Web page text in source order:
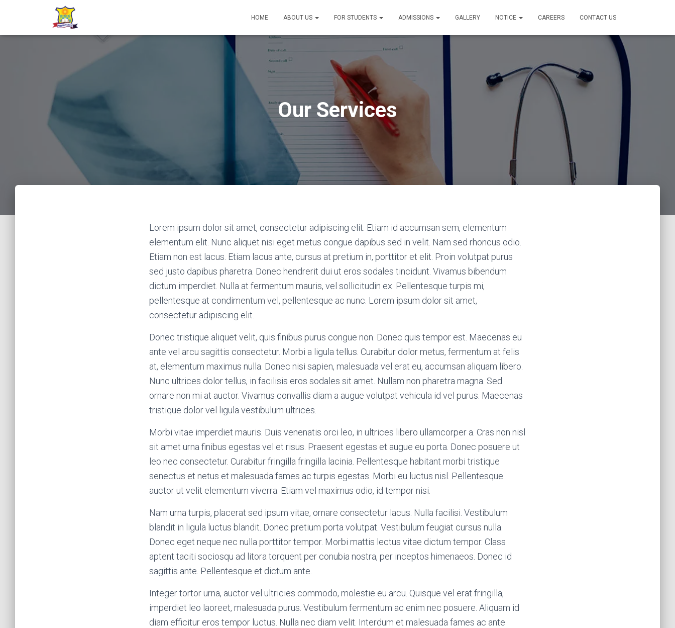
HOME ABOUT US FOR STUDENTS ADMISSIONS GALLERY NOTICE CAREERS CONTACT US
Our Services
Lorem ipsum dolor sit amet, consectetur adipiscing elit. Etiam id accumsan sem, elementum
elementum elit. Nunc aliquet nisi eget metus congue dapibus sed in velit. Nam sed rhoncus odio.
Etiam non est lacus. Etiam lacus ante, cursus at pretium in, porttitor et elit. Proin volutpat purus
sed justo dapibus pharetra. Donec hendrerit dui ut eros sodales tincidunt. Vivamus bibendum
dictum imperdiet. Nulla at fermentum mauris, vel sollicitudin ex. Pellentesque turpis mi,
pellentesque at condimentum vel, pellentesque ac nunc. Lorem ipsum dolor sit amet,
consectetur adipiscing elit.
Donec tristique aliquet velit, quis finibus purus congue non. Donec quis tempor est. Maecenas eu
ante vel arcu sagittis consectetur. Morbi a ligula tellus. Curabitur dolor metus, fermentum at felis
at, elementum maximus nulla. Donec nisi sapien, malesuada vel erat eu, accumsan aliquam libero.
Nunc ultrices dolor tellus, in facilisis eros sodales sit amet. Nullam non pharetra magna. Sed
ornare non mi at auctor. Vivamus convallis diam a augue volutpat vehicula id vel purus. Maecenas
tristique dolor vel ligula vestibulum ultrices.
Morbi vitae imperdiet mauris. Duis venenatis orci leo, in ultrices libero ullamcorper a. Cras non nisl
sit amet urna finibus egestas vel et risus. Praesent egestas et augue eu porta. Donec posuere ut
leo nec consectetur. Curabitur fringilla fringilla lacinia. Pellentesque habitant morbi tristique
senectus et netus et malesuada fames ac turpis egestas. Morbi eu luctus nisl. Pellentesque
auctor ut velit elementum viverra. Etiam vel maximus odio, id tempor nisi.
Nam urna turpis, placerat sed ipsum vitae, ornare consectetur lacus. Nulla facilisi. Vestibulum
blandit in ligula luctus blandit. Donec pretium porta volutpat. Vestibulum feugiat cursus nulla.
Donec eget neque nec nulla porttitor tempor. Morbi mattis lectus vitae dictum tempor. Class
aptent taciti sociosqu ad litora torquent per conubia nostra, per inceptos himenaeos. Donec id
sagittis ante. Pellentesque et dictum ante.
Integer tortor urna, auctor vel ultricies commodo, molestie eu arcu. Quisque vel erat fringilla,
imperdiet leo laoreet, malesuada purus. Vestibulum fermentum ac enim nec posuere. Aliquam id
diam efficitur eros tempor luctus. Nulla nec diam velit. Interdum et malesuada fames ac ante